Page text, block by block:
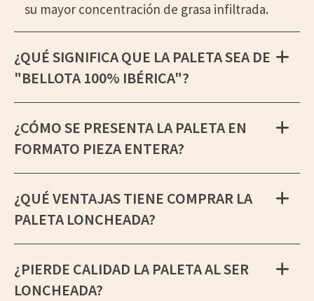
su mayor concentración de grasa infiltrada.
¿QUÉ SIGNIFICA QUE LA PALETA SEA DE
"BELLOTA 100% IBÉRICA"?
¿CÓMO SE PRESENTA LA PALETA EN
FORMATO PIEZA ENTERA?
¿QUÉ VENTAJAS TIENE COMPRAR LA
PALETA LONCHEADA?
¿PIERDE CALIDAD LA PALETA AL SER
LONCHEADA?